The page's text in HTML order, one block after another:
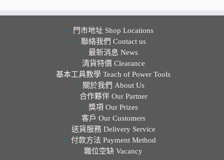
門市地址 Shop Locations
聯絡我們 Contact us
最新消息 News
清貨特價 Clearance
基本工具教學 Teach of Power Tools
關於我們 About Us
合作夥伴 Our Partner
獎項 Our Prizes
客戶 Our Customers
送貨服務 Delivery Service
付款方法 Payment Method
職位空缺 Vacancy